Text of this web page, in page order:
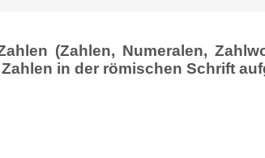
(Zahlen, Numeralen,
in der römischen Schrift